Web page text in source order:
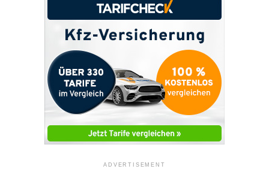
ADVERTISEMENT